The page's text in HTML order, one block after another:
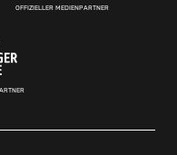
OFFIZIELLER MEDIENPARTNER